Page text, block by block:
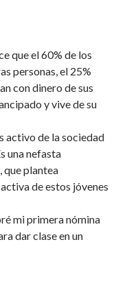
que el 60% de los
personas, el 25%
con dinero de sus
y vive de su
activo de la sociedad
una nefasta
que plantea
de estos jóvenes
mi primera nómina
dar clase en un